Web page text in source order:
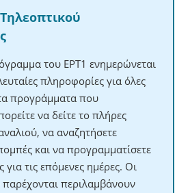
του ΕΡΤ1 ενημερώνεται
πληροφορίες για όλες
προγράμματα που
να δείτε το πλήρες
να αναζητήσετε
και να προγραμματίσετε
τις επόμενες ημέρες. Οι
περιλαμβάνουν